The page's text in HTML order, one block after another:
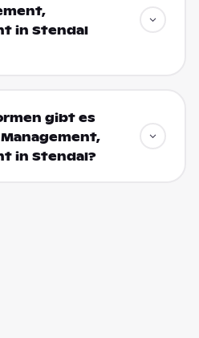
in Stendal
gibt es
in Stendal?